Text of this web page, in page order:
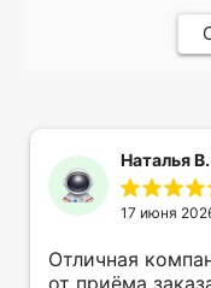
Наталья В.
17 июня
Отличная
от приёма